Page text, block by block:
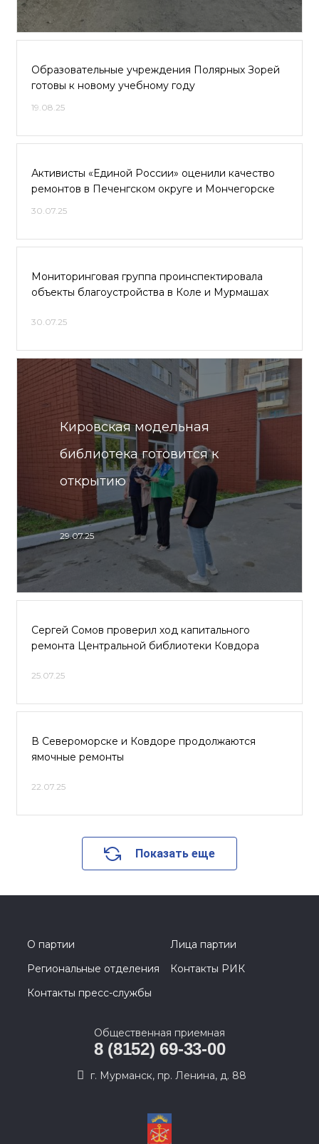
Образовательные учреждения Полярных Зорей
готовы к новому учебному году
19.08.25
Активисты «Единой России» оценили качество
ремонтов в Печенгском округе и Мончегорске
30.07.25
Мониторинговая группа проинспектировала
объекты благоустройства в Коле и Мурмашах
30.07.25
Кировская модельная
библиотека готовится к
открытию
29.07.25
Сергей Сомов проверил ход капитального
ремонта Центральной библиотеки Ковдора
25.07.25
В Североморске и Ковдоре продолжаются
ямочные ремонты
22.07.25
Показать еще
О партии
Лица партии
Региональные отделения
Контакты РИК
Контакты пресс-службы
Общественная приемная
8 (8152) 69-33-00
г. Мурманск, пр. Ленина, д. 88